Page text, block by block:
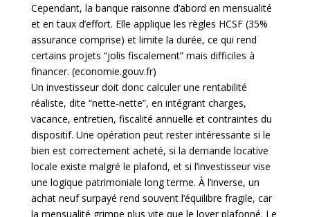
Cependant, la banque raisonne d’abord en mensualité
et en taux d’effort. Elle applique les règles HCSF (35%
assurance comprise) et limite la durée, ce qui rend
certains projets “jolis fiscalement” mais difficiles à
financer. (economie.gouv.fr)
Un investisseur doit donc calculer une rentabilité
réaliste, dite “nette-nette”, en intégrant charges,
vacance, entretien, fiscalité annuelle et contraintes du
dispositif. Une opération peut rester intéressante si le
bien est correctement acheté, si la demande locative
locale existe malgré le plafond, et si l’investisseur vise
une logique patrimoniale long terme. À l’inverse, un
achat neuf surpayé rend souvent l’équilibre fragile, car
la mensualité grimpe plus vite que le loyer plafonné. Le